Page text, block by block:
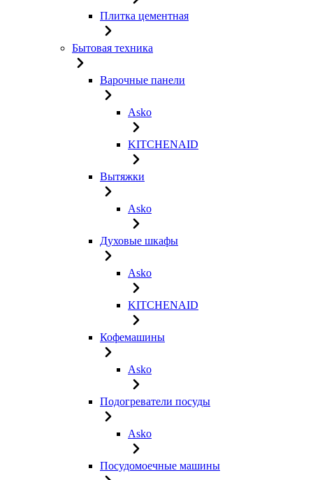
Плитка цементная
Бытовая техника
Варочные панели
Asko
KITCHENAID
Вытяжки
Asko
Духовые шкафы
Asko
KITCHENAID
Кофемашины
Asko
Подогреватели посуды
Asko
Посудомоечные машины